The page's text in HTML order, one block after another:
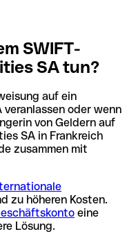
SWIFT-
SA tun?
auf ein
oder wenn
von Geldern auf
SA in Frankreich
zusammen mit
zu höheren Kosten.
eine
Lösung.